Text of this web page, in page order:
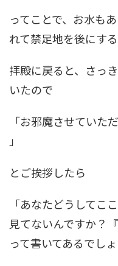
ってことで、お水も
れて禁足地を後にす
拝殿に戻ると、さっ
いたので
「お邪魔させていた
」
とご挨拶したら
「あなたどうしてこ
見てないんですか？
って書いてあるでしょ